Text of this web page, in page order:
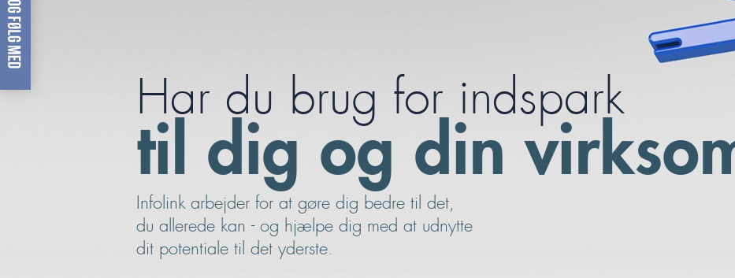
Har du brug for indspark
til dig og din
Infolink arbejder for at gøre dig bedre til det,
du allerede kan - og hjælpe dig med at udnytte
dit potentiale til det yderste.